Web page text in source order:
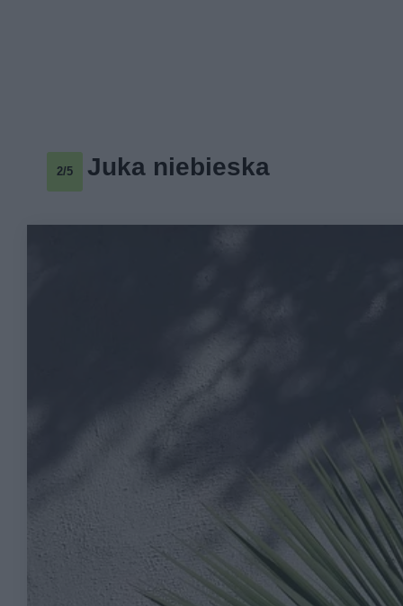
2/5 Juka niebieska